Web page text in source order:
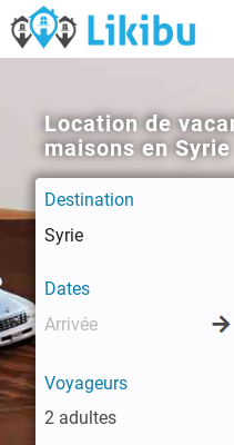
Location de
maisons en Syrie
Destination
Dates
Voyageurs
2 adultes